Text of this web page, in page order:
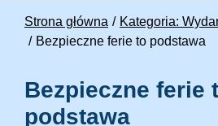
Strona główna
Kategoria:
Bezpieczne ferie to podstawa
Bezpieczne ferie
podstawa